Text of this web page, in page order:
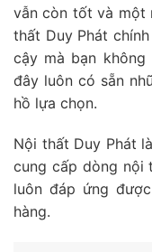
vẫn còn tốt và một
thất Duy Phát
cậy mà bạn
đây luôn có sẵn
hồ lựa chọn.
Nội thất Duy Phát
cung cấp dòng nội
luôn đáp ứng
hàng.